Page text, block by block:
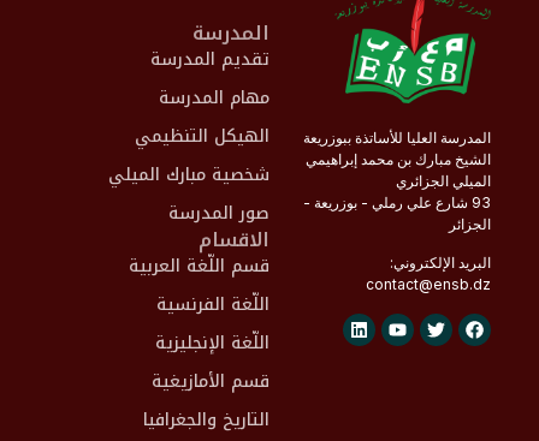
المدرسة العليا للأساتذة ببوزريعة
الشيخ مبارك بن محمد إبراهيمي
الميلي الجزائري
93 شارع علي رملي - بوزريعة -
الجزائر
البريد الإلكتروني:
contact@ensb.dz
المدرسة
تقديم المدرسة
مهام المدرسة
الهيكل التنظيمي
شخصية مبارك الميلي
صور المدرسة
الاقسام
قسم اللّغة العربية
اللّغة الفرنسية
اللّغة الإنجليزية
قسم الأمازيغية
التاريخ والجغرافيا